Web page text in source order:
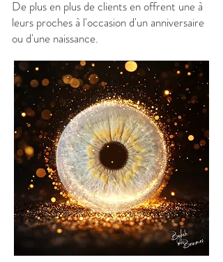
De plus en plus de clients en offrent une à
leurs proches à l'occasion d'un anniversaire
ou d'une naissance.